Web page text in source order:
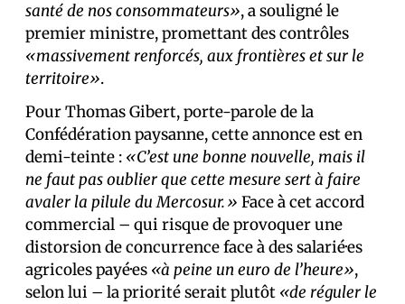
santé de nos consommateurs», a souligné le
premier ministre, promettant des contrôles
«massivement renforcés, aux frontières et sur le
territoire».
Pour Thomas Gibert, porte-parole de la
Confédération paysanne, cette annonce est en
demi-teinte : «C’est une bonne nouvelle, mais il
ne faut pas oublier que cette mesure sert à faire
avaler la pilule du Mercosur.» Face à cet accord
commercial – qui risque de provoquer une
distorsion de concurrence face à des salarié·es
agricoles payé·es «à peine un euro de l’heure»,
selon lui – la priorité serait plutôt «de réguler le